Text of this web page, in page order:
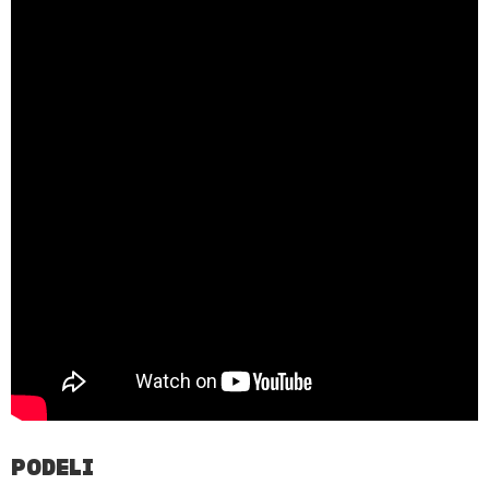
PODELI